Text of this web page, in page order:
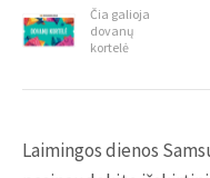
Čia galioja
dovanų
kortelė
Laimingos dienos